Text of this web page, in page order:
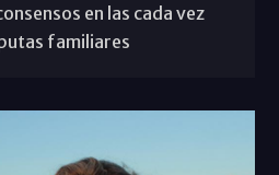
en las cada vez
familiares